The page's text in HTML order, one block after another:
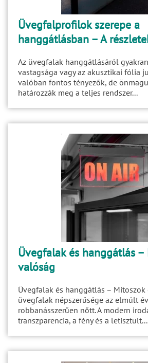
Üvegfalprofilok szerepe a
hanggátlásban – A
Az üvegfalak hanggátlásáról
vastagsága vagy az akusztikai fólia
valóban fontos tényezők, de
határozzák meg a teljes rendszer...
Üvegfalak és hanggátlás –
valóság
Üvegfalak és hanggátlás – Mítoszok
üvegfalak népszerűsége az elmúlt
robbanásszerűen nőtt. A modern
transzparencia, a fény és a letisztult...